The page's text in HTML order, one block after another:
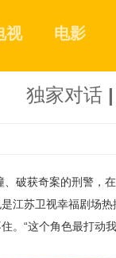
视 电影
独家对话
破获奇案的刑警，
江苏卫视幸福剧场
。“这个角色最打动